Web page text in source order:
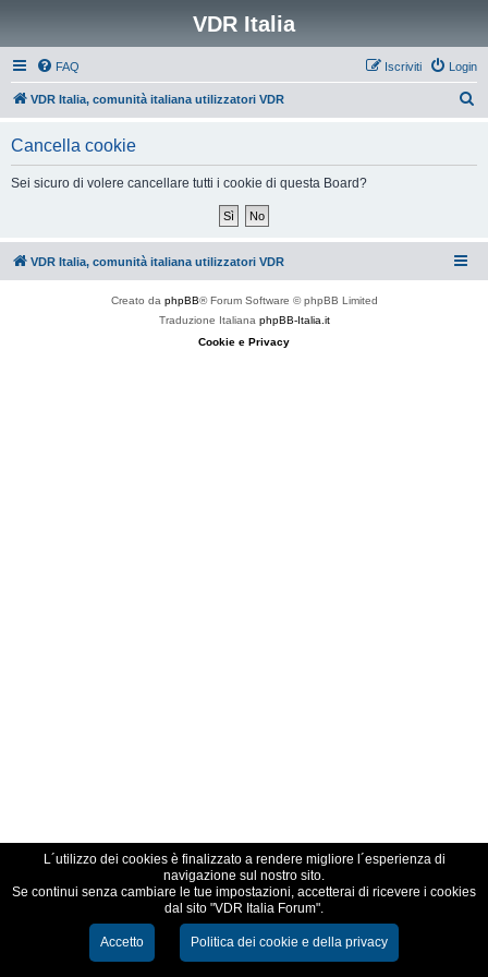
VDR Italia
FAQ Login
Iscriviti
VDR Italia, comunità italiana utilizzatori VDR
Cancella cookie
Sei sicuro di volere cancellare tutti i cookie di questa Board?
VDR Italia, comunità italiana utilizzatori VDR
Creato da phpBB® Forum Software © phpBB Limited
Traduzione Italiana phpBB-Italia.it
Cookie e Privacy
L´utilizzo dei cookies è finalizzato a rendere migliore l´esperienza di
navigazione sul nostro sito.
Se continui senza cambiare le tue impostazioni, accetterai di ricevere i cookies
dal sito "VDR Italia Forum".
Accetto Politica dei cookie e della privacy